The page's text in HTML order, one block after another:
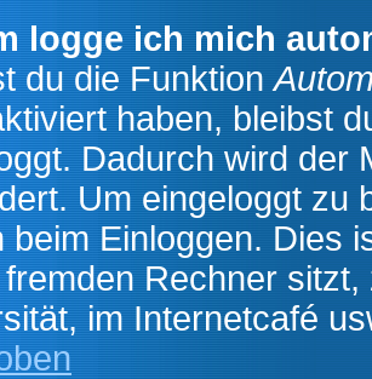
logge ich mich
du die Funktion
haben, bleibst
Dadurch wird der
Um eingeloggt zu
beim Einloggen. Dies
Rechner
im Internetcafé